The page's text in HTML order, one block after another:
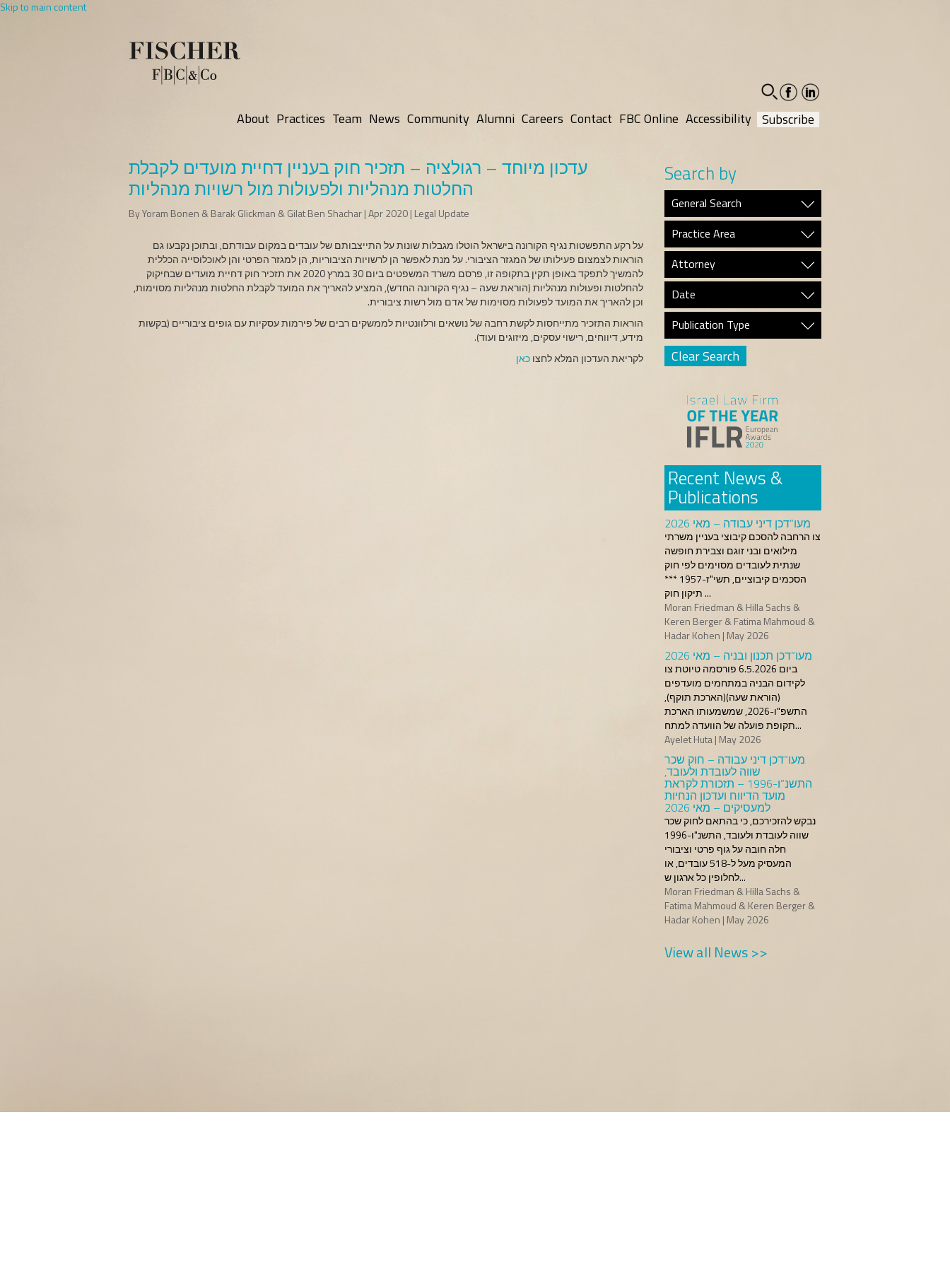
Skip to main content
facebook-
social
linkedin-
social
About Practices Team News Community Alumni Careers Contact FBC Online Accessibility Subscribe
עדכון מיוחד – רגולציה – תזכיר חוק בעניין דחיית מועדים לקבלת
החלטות מנהליות ולפעולות מול רשויות מנהליות
By Yoram Bonen & Barak Glickman & Gilat Ben Shachar | Apr 2020 | Legal Update
על רקע התפשטות נגיף הקורונה בישראל הוטלו מגבלות שונות על התייצבותם של עובדים במקום עבודתם, ובתוכן נקבעו גם
הוראות לצמצום פעילותו של המגזר הציבורי. על מנת לאפשר הן לרשויות הציבוריות, הן למגזר הפרטי והן לאוכלוסייה הכללית
להמשיך לתפקד באופן תקין בתקופה זו, פרסם משרד המשפטים ביום 30 במרץ 2020 את תזכיר חוק דחיית מועדים שבחיקוק
להחלטות ופעולות מנהליות (הוראת שעה – נגיף הקורונה החדש), המציע להאריך את המועד לקבלת החלטות מנהליות מסוימות,
וכן להאריך את המועד לפעולות מסוימות של אדם מול רשות ציבורית.
הוראות התזכיר מתייחסות לקשת רחבה של נושאים ורלוונטיות לממשקים רבים של פירמות עסקיות עם גופים ציבוריים (בקשות
מידע, דיווחים, רישוי עסקים, מיזוגים ועוד).
לקריאת העדכון המלא לחצוכאן
Search by
General Search
Practice Area
Attorney
Date
Publication Type
Clear Search
Recent News &
Publications
מעו”דכן דיני עבודה – מאי 2026
צו הרחבה להסכם קיבוצי בעניין משרתי
מילואים ובני זוגם וצבירת חופשה
שנתית לעובדים מסוימים לפי חוק
הסכמים קיבוציים, תשי"ז-1957 ***
תיקון חוק ...
Moran Friedman & Hilla Sachs &
Keren Berger & Fatima Mahmoud &
Hadar Kohen | May 2026
מעו”דכן תכנון ובניה – מאי 2026
ביום 6.5.2026 פורסמה טיוטת צו
לקידום הבניה במתחמים מועדפים
(הוראת שעה)(הארכת תוקף),
התשפ"ו-2026, שמשמעותו הארכת
תקופת פועלה של הוועדה למתח...
Ayelet Huta | May 2026
מעו”דכן דיני עבודה – חוק שכר
שווה לעובדת ולעובד,
התשנ”ו-1996 – תזכורת לקראת
מועד הדיווח ועדכון הנחיות
למעסיקים – מאי 2026
נבקש להזכירכם, כי בהתאם לחוק שכר
שווה לעובדת ולעובד, התשנ"ו-1996
חלה חובה על גוף פרטי וציבורי
המעסיק מעל ל-518 עובדים, או
לחלופין כל ארגון ש...
Moran Friedman & Hilla Sachs &
Fatima Mahmoud & Keren Berger &
Hadar Kohen | May 2026
View all News >>